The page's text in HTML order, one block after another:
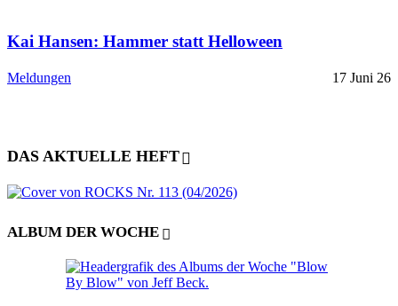
Kai Hansen: Hammer statt Helloween
Meldungen 17 Juni 26
DAS AKTUELLE HEFT
ALBUM DER WOCHE